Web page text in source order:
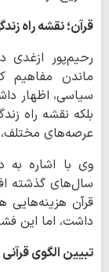
قرآن؛ نقشه راه
رحیم‌پور ازغدی
ماندن مفاهیم
سیاسی، اظهار
بلکه نقشه راه
عرصه‌های
وی با اشاره به
سال‌های گذشته
قرآن
داشت، اما این
تبیین الگوی